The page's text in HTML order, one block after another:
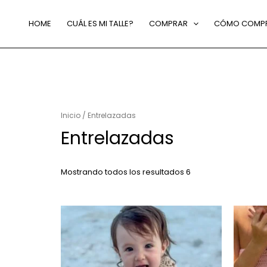
HOME CUÁL ES MI TALLE? COMPRAR CÓMO
Inicio / Entrelazadas
Entrelazadas
Mostrando todos los resultados 6